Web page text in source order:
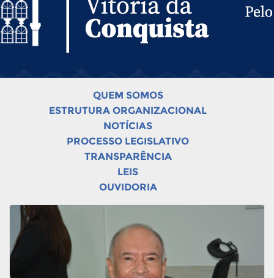
QUEM SOMOS
ESTRUTURA ORGANIZACIONAL
NOTÍCIAS
PROCESSO LEGISLATIVO
TRANSPARÊNCIA
LEIS
OUVIDORIA